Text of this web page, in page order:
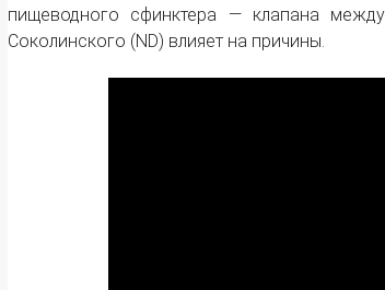
пищеводного сфинктера — клапана
Соколинского (ND) влияет на причины.